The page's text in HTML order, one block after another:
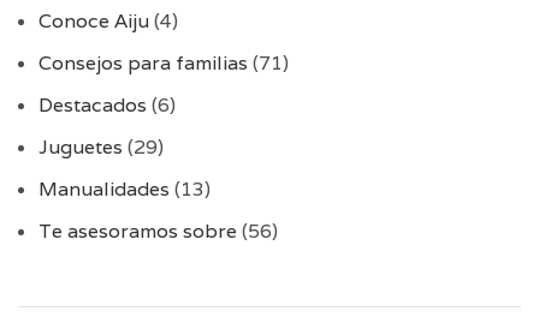
Conoce Aiju(4)
Consejos para familias (71)
Destacados (6)
Juguetes (29)
Manualidades (13)
Te asesoramos sobre (56)